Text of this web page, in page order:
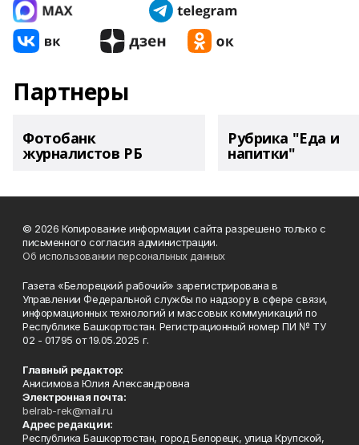
Партнеры
Фотобанк
журналистов РБ
Рубрика "Еда и
напитки"
© 2026 Копирование информации сайта разрешено только с
письменного согласия администрации.
Об использовании персональных данных
Газета «Белорецкий рабочий» зарегистрирована в
Управлении Федеральной службы по надзору в сфере связи,
информационных технологий и массовых коммуникаций по
Республике Башкортостан. Регистрационный номер ПИ № ТУ
02 - 01795 от 19.05.2025 г.
Главный редактор:
Анисимова Юлия Александровна
Электронная почта:
belrab-rek@mail.ru
Адрес редакции:
Республика Башкортостан, город Белорецк, улица Крупской,